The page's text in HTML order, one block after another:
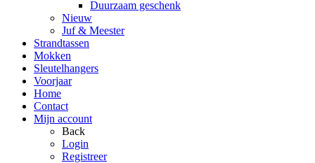
Duurzaam geschenk
Nieuw
Juf & Meester
Strandtassen
Mokken
Sleutelhangers
Voorjaar
Home
Contact
Mijn account
Back
Login
Registreer